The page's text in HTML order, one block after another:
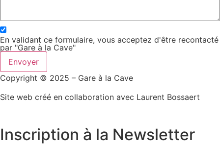
En validant ce formulaire, vous acceptez d'être recontacté
par "Gare à la Cave"
Envoyer
Copyright © 2025 – Gare à la Cave
Site web créé en collaboration avec Laurent Bossaert
Inscription à la Newsletter